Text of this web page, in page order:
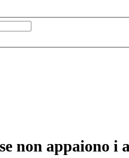
non appaiono